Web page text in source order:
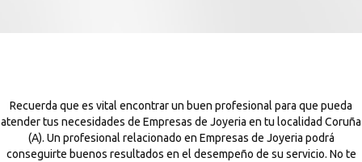
Recuerda que es vital encontrar un buen profesional para que pueda
atender tus necesidades de Empresas de Joyeria en tu localidad Coruña
(A). Un profesional relacionado en Empresas de Joyeria podrá
conseguirte buenos resultados en el desempeño de su servicio. No te